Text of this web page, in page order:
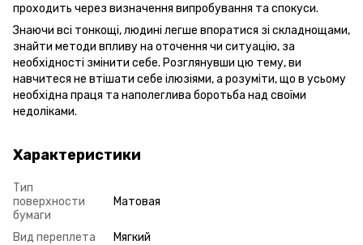
проходить через визначення випробування та спокуси.
Знаючи всі тонкощі, людині легше впоратися зі складнощами,
знайти методи впливу на оточення чи ситуацію, за
необхідності змінити себе. Розглянувши цю тему, ви
навчитеся не втішати себе ілюзіями, а розуміти, що в усьому
необхідна праця та наполеглива боротьба над своїми
недоліками.
Характеристики
Тип
поверхности
бумаги
Матовая
Вид переплета
Мягкий